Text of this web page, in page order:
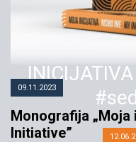
09.11.2023
Monografija
Initiative”